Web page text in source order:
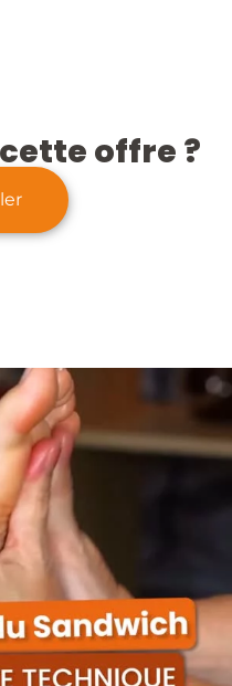
offre ?